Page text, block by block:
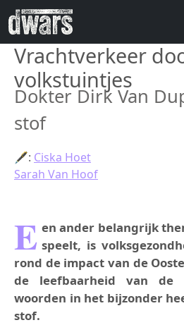
Overslaan en naar de inhoud gaan
Vrachtverkeer
volkstuintjes
Dokter Dirk Van
stof
🖋: Ciska Hoet
Sarah Van Hoof
E en ander belangrijk
speelt, is
rond de impact van de
de leefbaarheid van de
woorden in het bijzonder
stof.